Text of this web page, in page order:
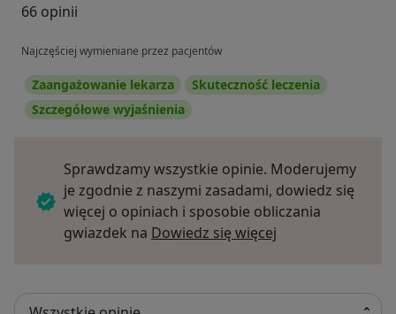
66 opinii
Najczęściej wymieniane przez pacjentów
Zaangażowanie lekarza
Skuteczność leczenia
Szczegółowe wyjaśnienia
Sprawdzamy wszystkie opinie. Moderujemy
je zgodnie z naszymi zasadami, dowiedz się
więcej o opiniach i sposobie obliczania
gwiazdek na Dowiedz się więcej